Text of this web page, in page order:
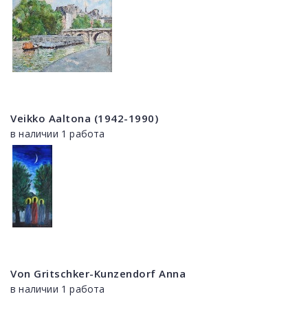
Veikko Aaltona (1942-1990)
в наличии 1 работа
Von Gritschker-Kunzendorf Anna
в наличии 1 работа